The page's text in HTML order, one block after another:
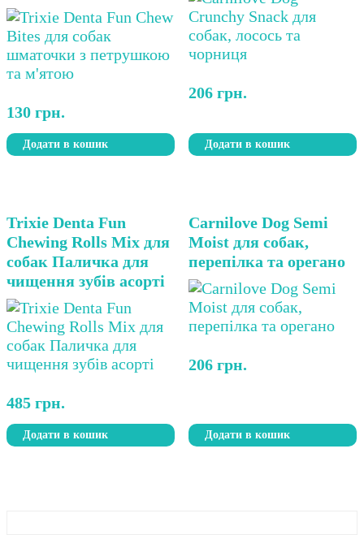
130 грн.
Додати в кошик
206 грн.
Додати в кошик
Trixie Denta Fun
Chewing Rolls Mix для
собак Паличка для
чищення зубів асорті
485 грн.
Додати в кошик
Carnilove Dog Semi
Moist для собак,
перепілка та орегано
206 грн.
Додати в кошик